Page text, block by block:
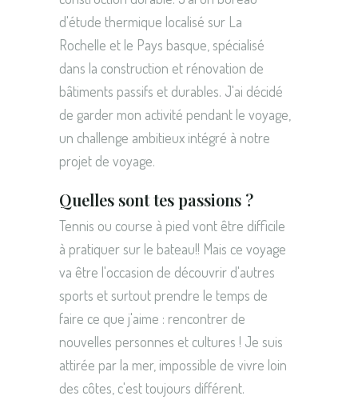
d'étude thermique localisé sur La
Rochelle et le Pays basque, spécialisé
dans la construction et rénovation de
bâtiments passifs et durables. J'ai décidé
de garder mon activité pendant le voyage,
un challenge ambitieux intégré à notre
projet de voyage.
Quelles sont tes passions ?
Tennis ou course à pied vont être difficile
à pratiquer sur le bateau!! Mais ce voyage
va être l'occasion de découvrir d'autres
sports et surtout prendre le temps de
faire ce que j'aime : rencontrer de
nouvelles personnes et cultures ! Je suis
attirée par la mer, impossible de vivre loin
des côtes, c'est toujours différent.